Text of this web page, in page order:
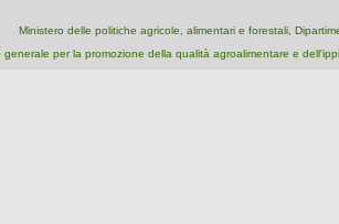
Ministero delle politiche agricole, alimentari e forestali,
generale per la promozione della qualità agroalimentare e